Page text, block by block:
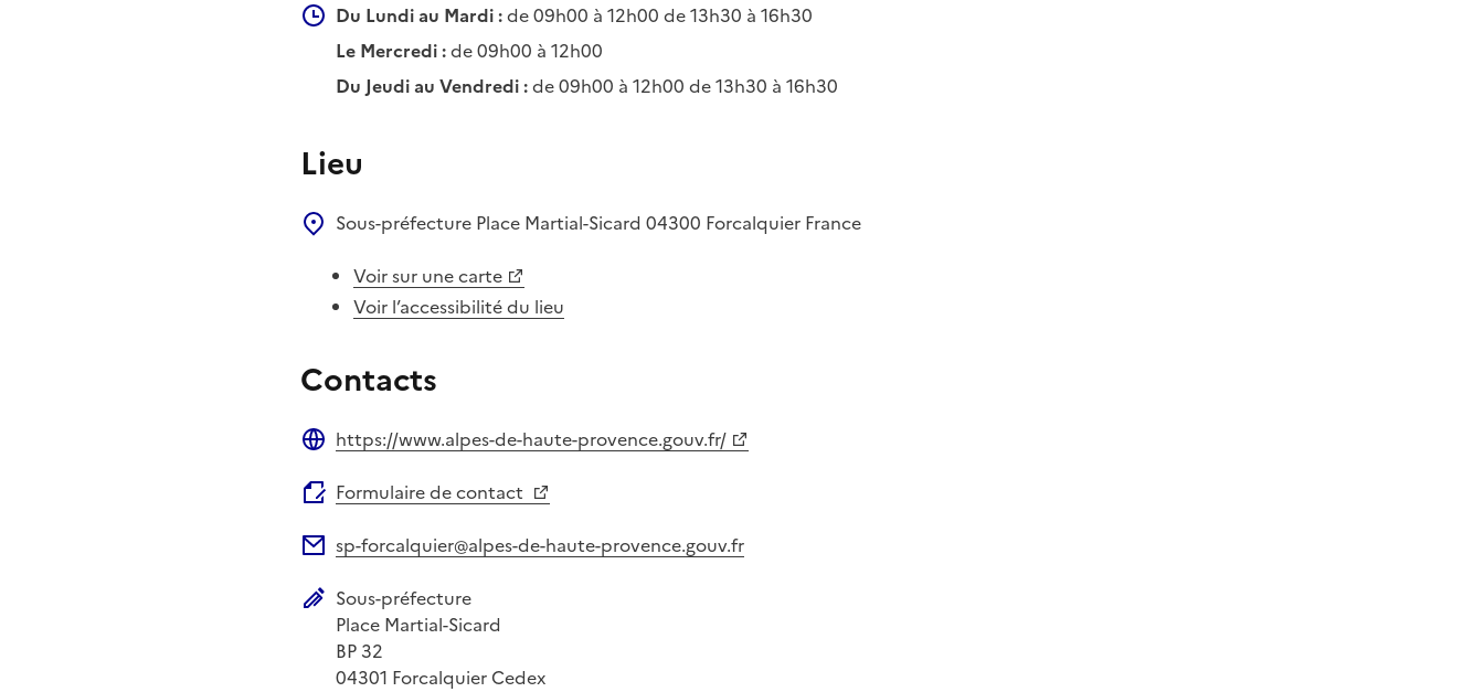
Du Lundi au Mardi :de 09h00 à 12h00 de 13h30 à 16h30
Le Mercredi :de 09h00 à 12h00
Du Jeudi au Vendredi :de 09h00 à 12h00 de 13h30 à 16h30
Lieu
Sous-préfecture Place Martial-Sicard 04300 Forcalquier France
Voir sur une carte
Voir l’accessibilité du lieu
Contacts
https://www.alpes-de-haute-provence.gouv.fr/
Formulaire de contact
sp-forcalquier@alpes-de-haute-provence.gouv.fr
Adresse postale
Sous-préfecture
Place Martial-Sicard
BP 32
04301 Forcalquier Cedex